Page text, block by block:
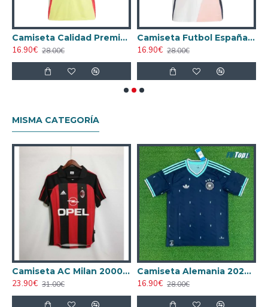
Camiseta Calidad Premium España Segunda Equipación 2024
16.90€ 28.00€
Camiseta Futbol España Away 2025 La EURO Femenina
16.90€ 28.00€
MISMA CATEGORÍA
Camiseta AC Milan 2000/2001 Local Retro
23.90€ 31.00€
Camiseta Alemania 2026 Azul
16.90€ 28.00€